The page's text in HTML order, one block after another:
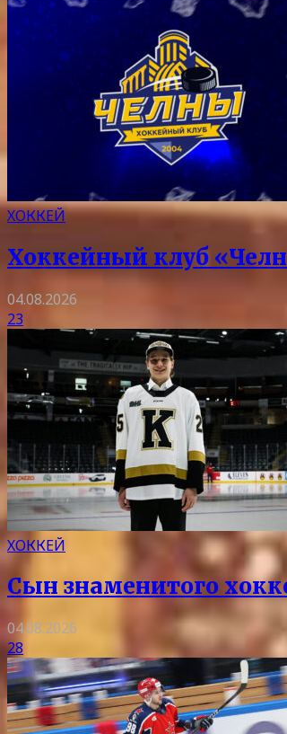
ХОККЕЙ
Хоккейный клуб
04.08.2026
23
ХОККЕЙ
Сын знаменитого
04.08.2026
28